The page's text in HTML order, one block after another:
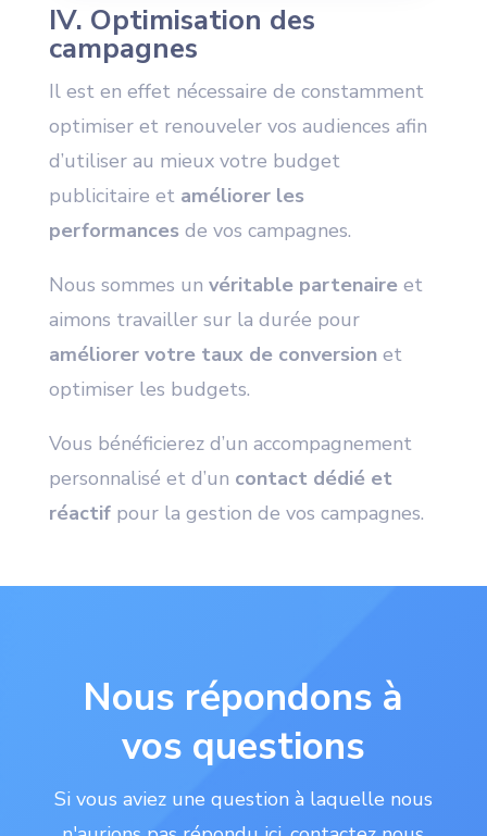
IV. Optimisation des
campagnes
Il est en effet nécessaire de constamment
optimiser et renouveler vos audiences afin
d’utiliser au mieux votre budget
publicitaire et améliorer les
performances de vos campagnes.
Nous sommes un véritable partenaireet
aimons travailler sur la durée pour
améliorer votre taux de conversionet
optimiser les budgets.
Vous bénéficierez d’un accompagnement
personnalisé et d’un contact dédié et
réactifpour la gestion de vos campagnes.
Nous répondons à
vos questions
Si vous aviez une question à laquelle nous